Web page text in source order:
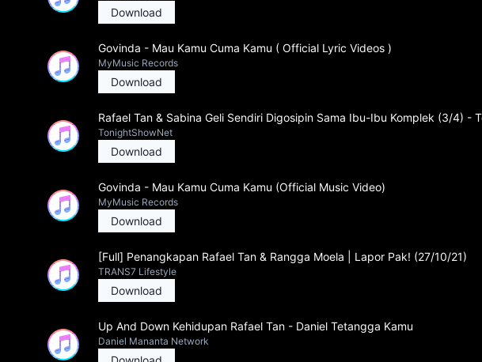
Download
Govinda - Mau Kamu Cuma Kamu ( Official Lyric Videos )
MyMusic Records
Download
Rafael Tan & Sabina Geli Sendiri Digosipin Sama Ibu-Ibu Komplek (3/4) -
TonightShowNet
Download
Govinda - Mau Kamu Cuma Kamu (Official Music Video)
MyMusic Records
Download
[Full] Penangkapan Rafael Tan & Rangga Moela | Lapor Pak! (27/10/21)
TRANS7 Lifestyle
Download
Up And Down Kehidupan Rafael Tan - Daniel Tetangga Kamu
Daniel Mananta Network